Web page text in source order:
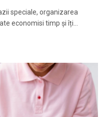
speciale, organizarea
economisi timp și îți…